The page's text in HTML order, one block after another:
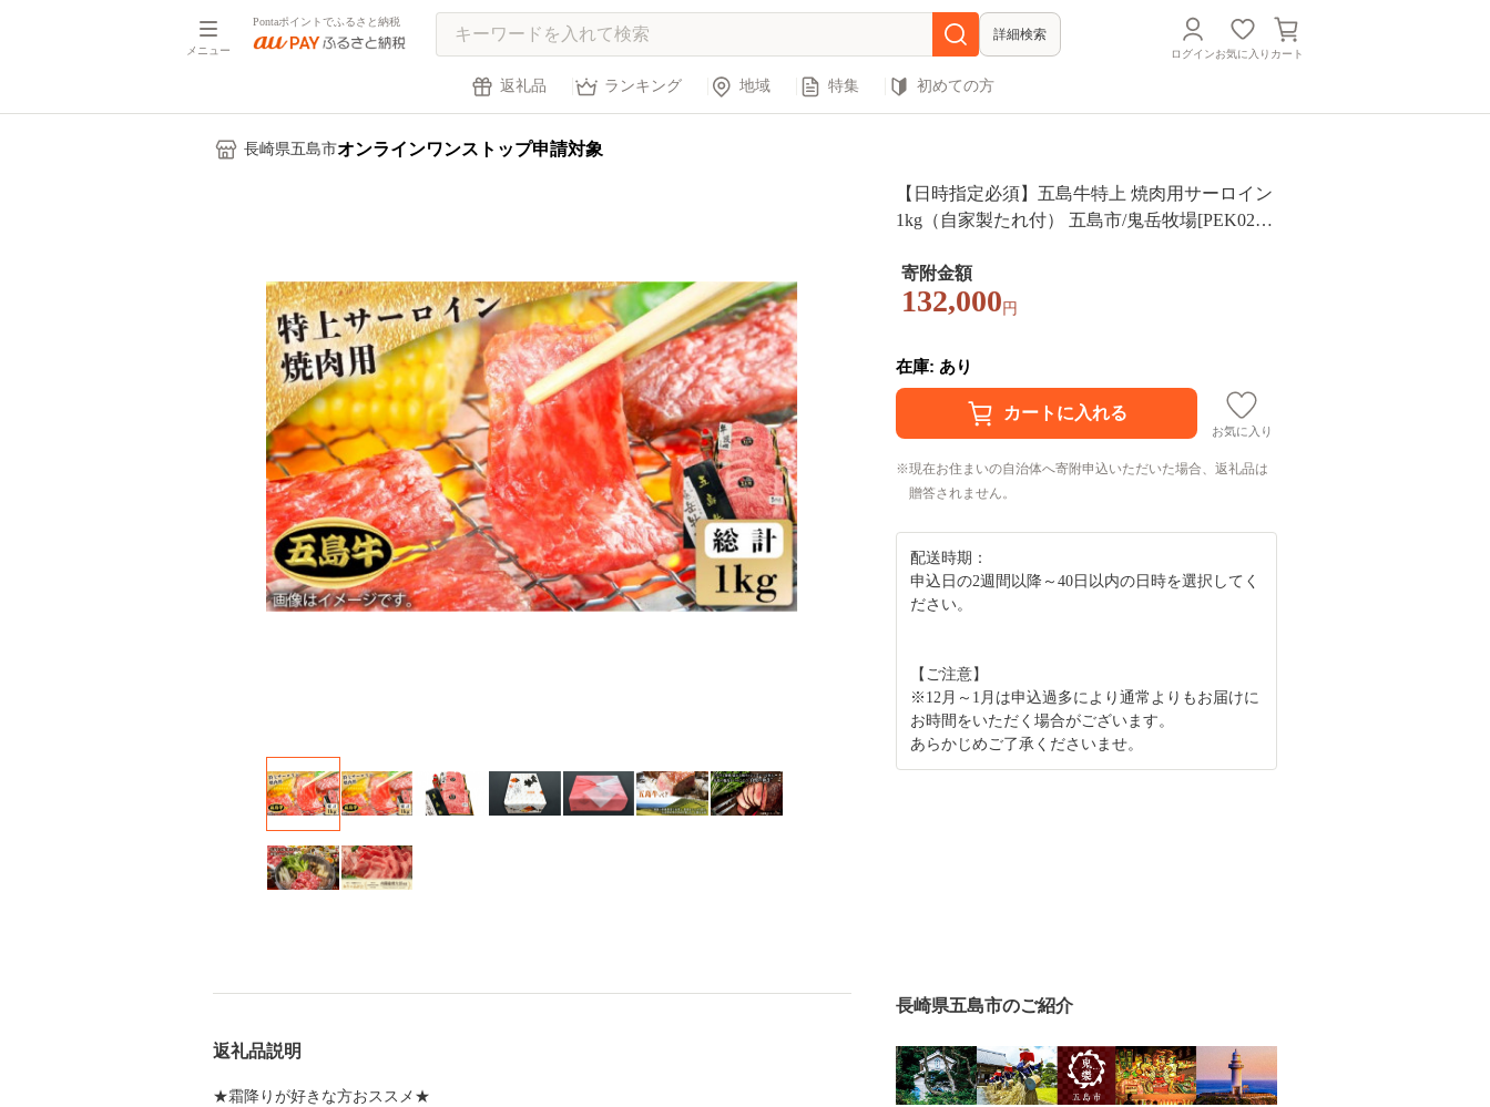
メニュー
Pontaポイントでふるさと納税
詳細検索
ログインお気に入り カート
返礼品 ランキング 地域 特集 初めての方
長崎県五島市オンラインワンストップ申請対象
【日時指定必須】五島牛特上 焼肉用サーロイン
1kg（自家製たれ付） 五島市/鬼岳牧場[PEK022]
寄附金額
132,000 円
在庫: あり
お気に入り
現在お住まいの自治体へ寄附申込いただいた場合、返礼品は
贈答されません。
配送時期：
申込日の2週間以降～40日以内の日時を選択してく
ださい。
【ご注意】
※12月～1月は申込過多により通常よりもお届けに
お時間をいただく場合がございます。
あらかじめご了承くださいませ。
返礼品説明
★霜降りが好きな方おススメ★
長崎県五島市のご紹介